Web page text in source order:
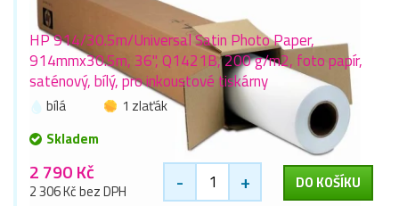
HP 914/30.5m/Universal Satin Photo Paper,
914mmx30.5m, 36", Q1421B, 200 g/m2, foto papír,
saténový, bílý, pro inkoustové tiskárny
bílá
1 zlaťák
Skladem
2 790 Kč
2 306 Kč bez DPH - + DO KOŠÍKU